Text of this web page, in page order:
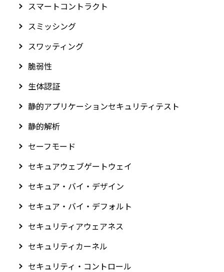
スマートコントラクト
スミッシング
スワッティング
脆弱性
生体認証
静的アプリケーションセキュリティテスト
静的解析
セーフモード
セキュアウェブゲートウェイ
セキュア・バイ・デザイン
セキュア・バイ・デフォルト
セキュリティアウェアネス
セキュリティカーネル
セキュリティ・コントロール